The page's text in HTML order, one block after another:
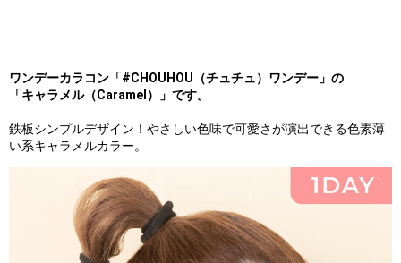
ワンデーカラコン「#CHOUHOU（チュチュ）ワンデー」の
「キャラメル（Caramel）」です。
鉄板シンプルデザイン！やさしい色味で可愛さが演出できる色素薄
い系キャラメルカラー。